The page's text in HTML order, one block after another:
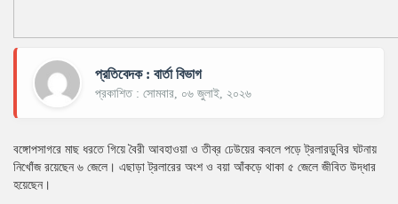
প্রতিবেদক : বার্তা বিভাগ
প্রকাশিত : সোমবার, ০৬ জুলাই, ২০২৬
বঙ্গোপসাগরে মাছ ধরতে গিয়ে বৈরী আবহাওয়া ও তীব্র ঢেউয়ের কবলে পড়ে ট্রলারডুবির ঘটনায়
নিখোঁজ রয়েছেন ৬ জেলে। এছাড়া ট্রলারের অংশ ও বয়া আঁকড়ে থাকা ৫ জেলে জীবিত উদ্ধার
হয়েছেন।